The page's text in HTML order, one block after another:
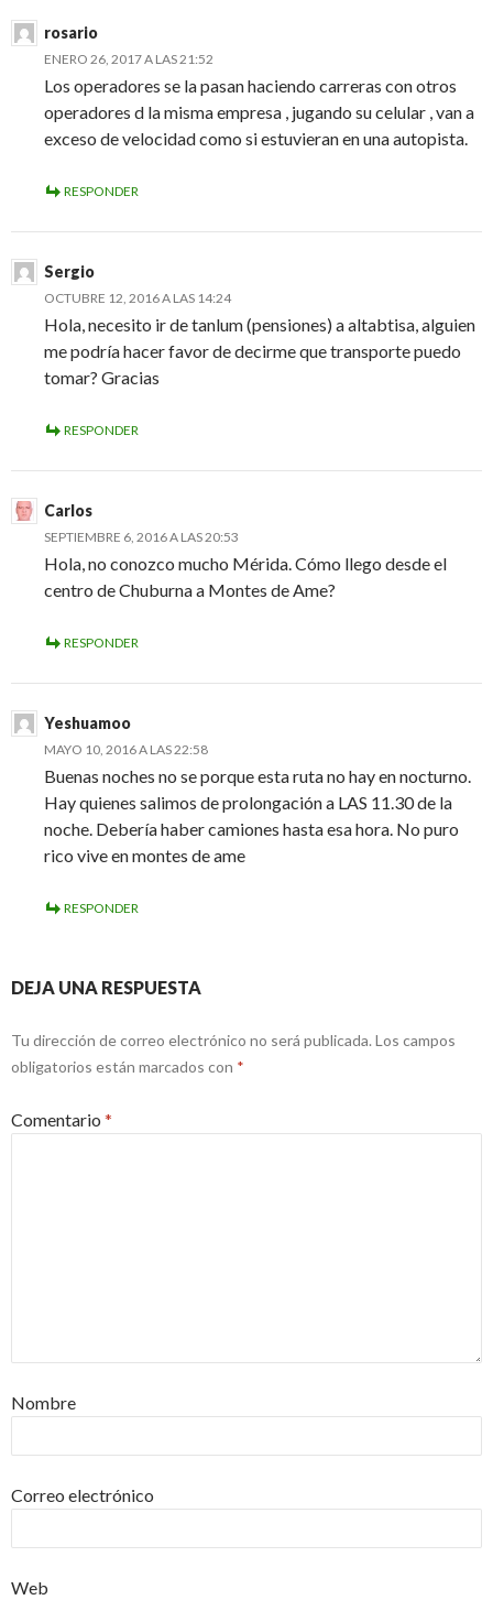
rosario
ENERO 26, 2017 A LAS 21:52
Los operadores se la pasan haciendo carreras con otros
operadores d la misma empresa , jugando su celular , van a
exceso de velocidad como si estuvieran en una autopista.
RESPONDER
Sergio
OCTUBRE 12, 2016 A LAS 14:24
Hola, necesito ir de tanlum (pensiones) a altabtisa, alguien
me podría hacer favor de decirme que transporte puedo
tomar? Gracias
RESPONDER
Carlos
SEPTIEMBRE 6, 2016 A LAS 20:53
Hola, no conozco mucho Mérida. Cómo llego desde el
centro de Chuburna a Montes de Ame?
RESPONDER
Yeshuamoo
MAYO 10, 2016 A LAS 22:58
Buenas noches no se porque esta ruta no hay en nocturno.
Hay quienes salimos de prolongación a LAS 11.30 de la
noche. Debería haber camiones hasta esa hora. No puro
rico vive en montes de ame
RESPONDER
DEJA UNA RESPUESTA
Tu dirección de correo electrónico no será publicada. Los campos
obligatorios están marcados con *
Comentario *
Nombre
Correo electrónico
Web